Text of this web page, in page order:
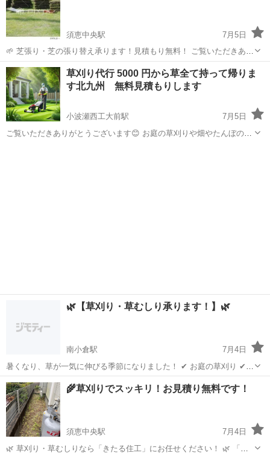
はお気軽にご相談ください。 ...
須恵中央駅
7月5日
🌱 芝張り・芝の張り替え承ります！見積もり無料！ ご覧いただきあり
がとうございます。 お庭の芝張り、新規施工、芝の張り替えを丁寧に
施工いたします。 こんなお悩みはありませんか？ ・芝生が枯れてしま
った ・雑草だらけのお庭...
福岡 糟屋郡 須恵中央駅 剪定/造園
草刈り代行 5000 円から草全て持って帰りま
す北九州 無料見積もりします
小波瀬西工大前駅
7月5日
ご覧いただきありがとうございます😊 お庭の草刈りや畑やたんぼの草
🌿【草刈り・草むしり承ります！】🌿
南小倉駅
7月4日
暑くなり、草が一気に伸びる季節になりました！ ✔ お庭の草刈り ✔
空き地・駐車場の草刈り ✔ 草むしり ✔ 草の回収・処分（ご相談くだ
さい） 「暑くて自分ではできない…」 「忙しくて時間がない…」 そ
んな方はぜひお任せくだ...
福岡 北九州市 南小倉駅 草刈り 草むしり
🌾草刈りでスッキリ！お見積り無料です！
須恵中央駅
7月4日
🌿 草刈り・草むしりなら「きたる住工」にお任せください！ 🌿 「庭